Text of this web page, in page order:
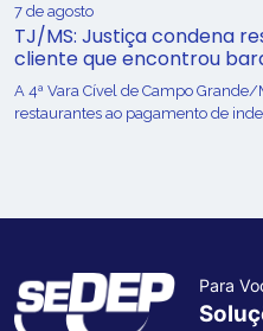
7 de agosto
TJ/MS: Justiça condena
cliente que encontrou
A 4ª Vara Cível de Campo
restaurantes ao pagamento de
Para